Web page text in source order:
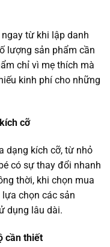
từ khi lập danh
lượng sản phẩm cần
chỉ vì mẹ thích mà
kinh phí cho những
cỡ
dạng kích cỡ, từ nhỏ
có sự thay đổi nhanh
thời, khi chọn mua
chọn các sản
dụng lâu dài.
cần thiết